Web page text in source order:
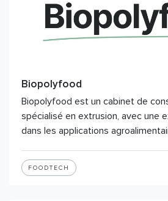
Biopolyfood
Biopolyfood est un cabinet de
spécialisé en extrusion, avec une
dans les applications
FOODTECH